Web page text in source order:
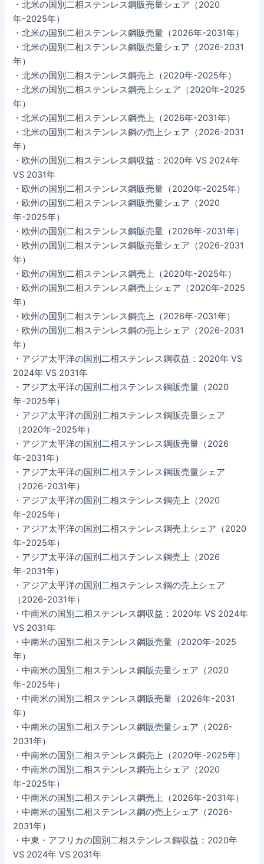
・北米の国別二相ステンレス鋼販売量シェア（2020
年-2025年）
・北米の国別二相ステンレス鋼販売量（2026年-2031年）
・北米の国別二相ステンレス鋼販売量シェア（2026-2031
年）
・北米の国別二相ステンレス鋼売上（2020年-2025年）
・北米の国別二相ステンレス鋼売上シェア（2020年-2025
年）
・北米の国別二相ステンレス鋼売上（2026年-2031年）
・北米の国別二相ステンレス鋼の売上シェア（2026-2031
年）
・欧州の国別二相ステンレス鋼収益：2020年 VS 2024年
VS 2031年
・欧州の国別二相ステンレス鋼販売量（2020年-2025年）
・欧州の国別二相ステンレス鋼販売量シェア（2020
年-2025年）
・欧州の国別二相ステンレス鋼販売量（2026年-2031年）
・欧州の国別二相ステンレス鋼販売量シェア（2026-2031
年）
・欧州の国別二相ステンレス鋼売上（2020年-2025年）
・欧州の国別二相ステンレス鋼売上シェア（2020年-2025
年）
・欧州の国別二相ステンレス鋼売上（2026年-2031年）
・欧州の国別二相ステンレス鋼の売上シェア（2026-2031
年）
・アジア太平洋の国別二相ステンレス鋼収益：2020年 VS
2024年 VS 2031年
・アジア太平洋の国別二相ステンレス鋼販売量（2020
年-2025年）
・アジア太平洋の国別二相ステンレス鋼販売量シェア
（2020年-2025年）
・アジア太平洋の国別二相ステンレス鋼販売量（2026
年-2031年）
・アジア太平洋の国別二相ステンレス鋼販売量シェア
（2026-2031年）
・アジア太平洋の国別二相ステンレス鋼売上（2020
年-2025年）
・アジア太平洋の国別二相ステンレス鋼売上シェア（2020
年-2025年）
・アジア太平洋の国別二相ステンレス鋼売上（2026
年-2031年）
・アジア太平洋の国別二相ステンレス鋼の売上シェア
（2026-2031年）
・中南米の国別二相ステンレス鋼収益：2020年 VS 2024年
VS 2031年
・中南米の国別二相ステンレス鋼販売量（2020年-2025
年）
・中南米の国別二相ステンレス鋼販売量シェア（2020
年-2025年）
・中南米の国別二相ステンレス鋼販売量（2026年-2031
年）
・中南米の国別二相ステンレス鋼販売量シェア（2026-
2031年）
・中南米の国別二相ステンレス鋼売上（2020年-2025年）
・中南米の国別二相ステンレス鋼売上シェア（2020
年-2025年）
・中南米の国別二相ステンレス鋼売上（2026年-2031年）
・中南米の国別二相ステンレス鋼の売上シェア（2026-
2031年）
・中東・アフリカの国別二相ステンレス鋼収益：2020年
VS 2024年 VS 2031年